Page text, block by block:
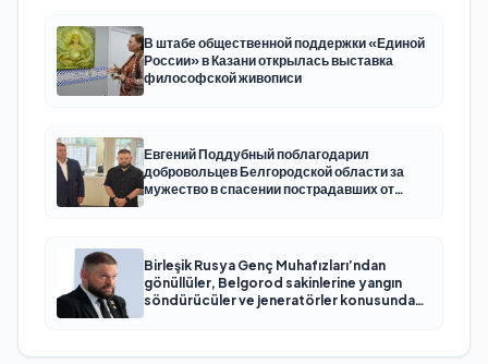
В штабе общественной поддержки «Единой
России» в Казани открылась выставка
философской живописи
Евгений Поддубный поблагодарил
добровольцев Белгородской области за
мужество в спасении пострадавших от
Birleşik Rusya Genç Muhafızları’ndan
gönüllüler, Belgorod sakinlerine yangın
söndürücüler ve jeneratörler konusunda